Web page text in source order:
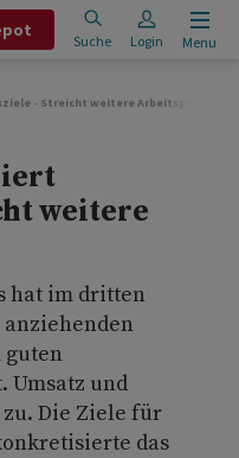
Suche Login Menu
- Streicht weitere Arbeitsplätze
weitere
hat im dritten
Umsatz und
Die Ziele für
das